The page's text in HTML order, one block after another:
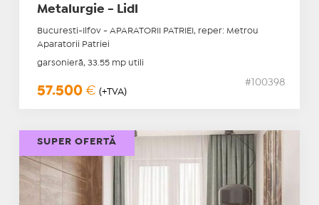
Metalurgie - Lidl
Bucuresti-Ilfov - APARATORII PATRIEI, reper: Metrou
Aparatorii Patriei
garsonieră, 33.55 mp utili
57.500 € (+TVA)
#100398
SUPER OFERTĂ